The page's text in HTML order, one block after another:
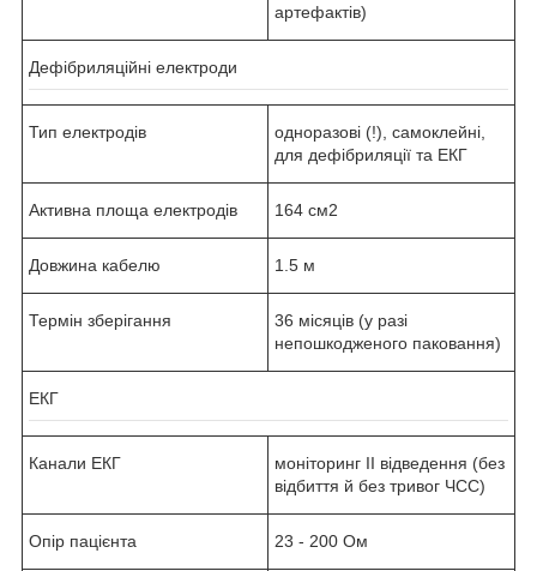
артефактів)
Дефібриляційні електроди
Тип електродів
одноразові (!), самоклейні,
для дефібриляції та ЕКГ
Активна площа електродів 164 см2
Довжина кабелю 1.5 м
Термін зберігання
36 місяців (у разі
непошкодженого паковання)
ЕКГ
Канали ЕКГ
моніторинг II відведення (без
відбиття й без тривог ЧСС)
Опір пацієнта 23 - 200 Ом